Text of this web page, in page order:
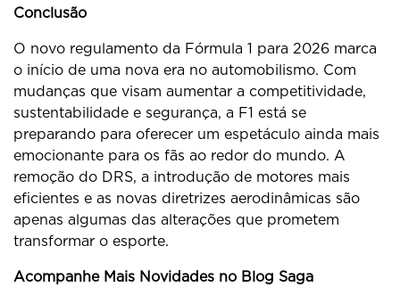
Conclusão
O novo regulamento da Fórmula 1 para 2026 marca
o início de uma nova era no automobilismo. Com
mudanças que visam aumentar a competitividade,
sustentabilidade e segurança, a F1 está se
preparando para oferecer um espetáculo ainda mais
emocionante para os fãs ao redor do mundo. A
remoção do DRS, a introdução de motores mais
eficientes e as novas diretrizes aerodinâmicas são
apenas algumas das alterações que prometem
transformar o esporte.
Acompanhe Mais Novidades no Blog Saga